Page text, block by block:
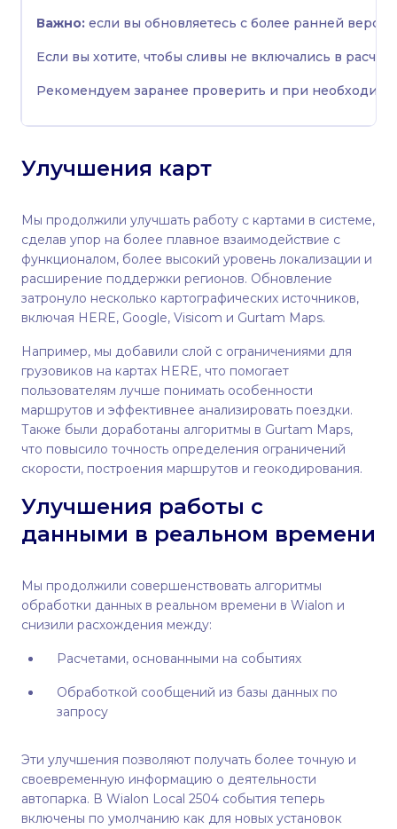
Важно: если вы обновляетесь с более ранней
Если вы хотите, чтобы сливы не включались в
Рекомендуем заранее проверить и при
Улучшения карт
Мы продолжили улучшать работу с картами в системе,
сделав упор на более плавное взаимодействие с
функционалом, более высокий уровень локализации и
расширение поддержки регионов. Обновление
затронуло несколько картографических источников,
включая HERE, Google, Visicom и Gurtam Maps.
Например, мы добавили слой с ограничениями для
грузовиков на картах HERE, что помогает
пользователям лучше понимать особенности
маршрутов и эффективнее анализировать поездки.
Также были доработаны алгоритмы в Gurtam Maps,
что повысило точность определения ограничений
скорости, построения маршрутов и геокодирования.
Улучшения работы с
данными в реальном времени
Мы продолжили совершенствовать алгоритмы
обработки данных в реальном времени в Wialon и
снизили расхождения между:
Расчетами, основанными на событиях
Обработкой сообщений из базы данных по
запросу
Эти улучшения позволяют получать более точную и
своевременную информацию о деятельности
автопарка. В Wialon Local 2504 события теперь
включены по умолчанию как для новых установок